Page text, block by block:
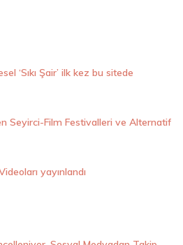
‘Sıkı Şair’ ilk kez bu sitede
Seyirci-Film Festivalleri ve Alternatif
yayınlandı